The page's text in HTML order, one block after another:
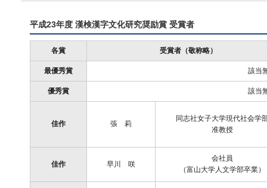
平成23年度 漢検漢字文化研究奨励賞 受賞者
各賞 受賞者（敬称略）
最優秀賞 該当
優秀賞 該当
佳作 張 莉
同志社女子大学現代社会学
准教授
佳作 早川 咲
会社員
（富山大学人文学部卒業）